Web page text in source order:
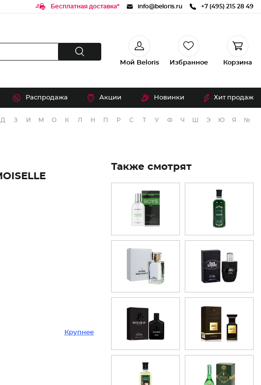
Бесплатная доставка* info@beloris.ru +7 (495) 215 28 49
Мой Beloris Избранное Корзина
Распродажа Акции Новинки Хит продаж
Д З И М О К Л Н П Р С Т У Ф Ч Э Ю Я №
Крупнее
Также смотрят